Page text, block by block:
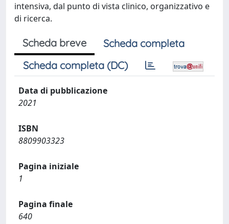
intensiva, dal punto di vista clinico, organizzativo e
di ricerca.
Scheda breve
Scheda completa
Scheda completa (DC)
Data di pubblicazione
2021
ISBN
8809903323
Pagina iniziale
1
Pagina finale
640